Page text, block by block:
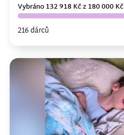
216 dárců
Vybráno 132 918 Kč z 180 000 Kč